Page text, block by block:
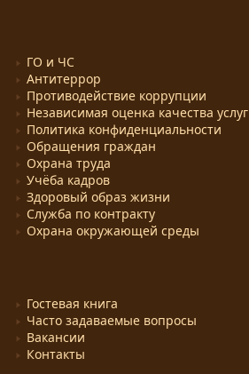
ГО и ЧС
Антитеррор
Противодействие коррупции
Независимая оценка качества услуг
Политика конфиденциальности
Обращения граждан
Охрана труда
Учёба кадров
Здоровый образ жизни
Служба по контракту
Охрана окружающей среды
Гостевая книга
Часто задаваемые вопросы
Вакансии
Контакты